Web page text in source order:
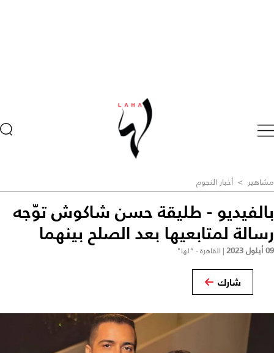
مشاهير > أخبار النجوم
بالفيديو - طليقة حسن شاكوش توّجه
رسالة لمتابعيها بعد الصلح بينهما
09 أيلول 2023 | القاهرة - "لها"
شارك